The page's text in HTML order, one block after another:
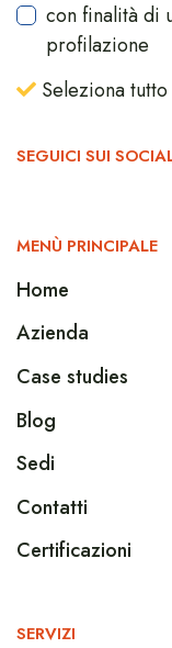
con finalità di
profilazione
Seleziona tutto
SEGUICI SUI
MENÙ PRINCIPALE
Home
Azienda
Case studies
Blog
Sedi
Contatti
Certificazioni
SERVIZI